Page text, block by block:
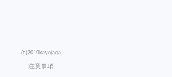
(c)2019kayojaga
注意事項